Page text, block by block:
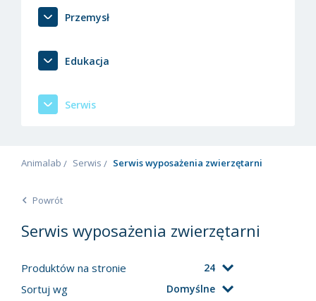
Przemysł
Edukacja
Serwis
Animalab Serwis Serwis wyposażenia zwierzętarni
Powrót
Serwis wyposażenia zwierzętarni
Produktów na stronie 24
Sortuj wg Domyślne